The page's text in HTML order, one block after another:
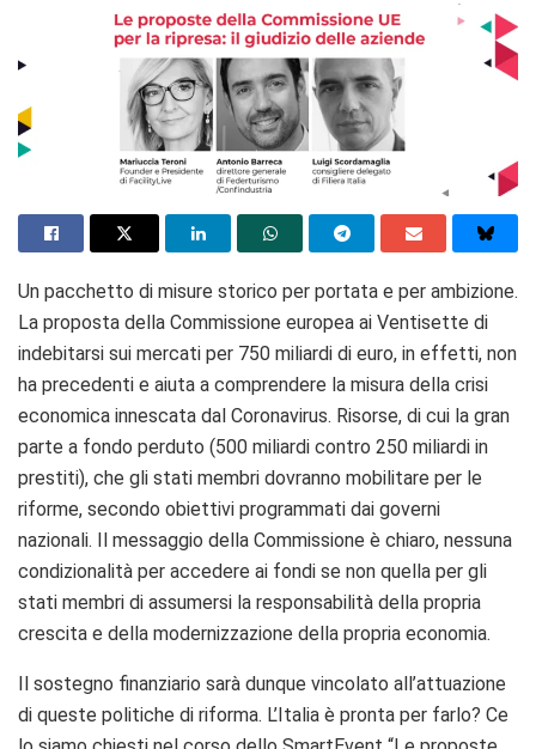
Un pacchetto di misure storico per portata e per ambizione.
La proposta della Commissione europea ai Ventisette di
indebitarsi sui mercati per 750 miliardi di euro, in effetti, non
ha precedenti e aiuta a comprendere la misura della crisi
economica innescata dal Coronavirus. Risorse, di cui la gran
parte a fondo perduto (500 miliardi contro 250 miliardi in
prestiti), che gli stati membri dovranno mobilitare per le
riforme, secondo obiettivi programmati dai governi
nazionali. Il messaggio della Commissione è chiaro, nessuna
condizionalità per accedere ai fondi se non quella per gli
stati membri di assumersi la responsabilità della propria
crescita e della modernizzazione della propria economia.
Il sostegno finanziario sarà dunque vincolato all’attuazione
di queste politiche di riforma. L’Italia è pronta per farlo? Ce